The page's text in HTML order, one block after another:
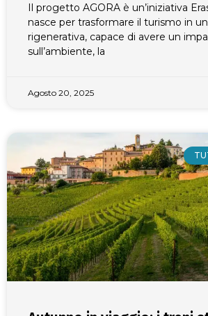
Il progetto AGORA è un’iniziativa
nasce per trasformare il turismo in
rigenerativa, capace di avere un
sull’ambiente, la
Agosto 20, 2025